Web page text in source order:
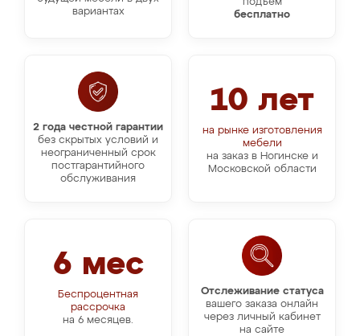
вариантах
бесплатно
10 лет
на рынке изготовления
мебели
на заказ в Ногинске и
Московской области
2 года честной гарантии
без скрытых условий и
неограниченный срок
постгарантийного
обслуживания
Отслеживание статуса
вашего заказа онлайн
через личный кабинет
на сайте
6 мес
Беспроцентная
рассрочка
на 6 месяцев.